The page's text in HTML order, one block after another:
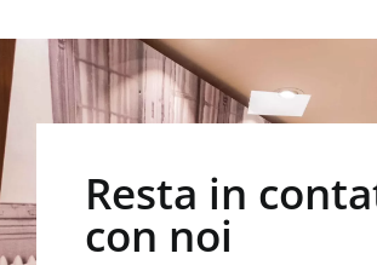
Resta in
con noi